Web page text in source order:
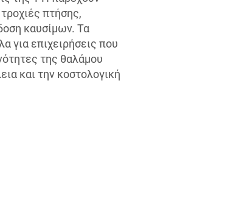
πτήσης,
καυσίμων. Τα
για επιχειρήσεις που
της θαλάμου
και την κοστολογική